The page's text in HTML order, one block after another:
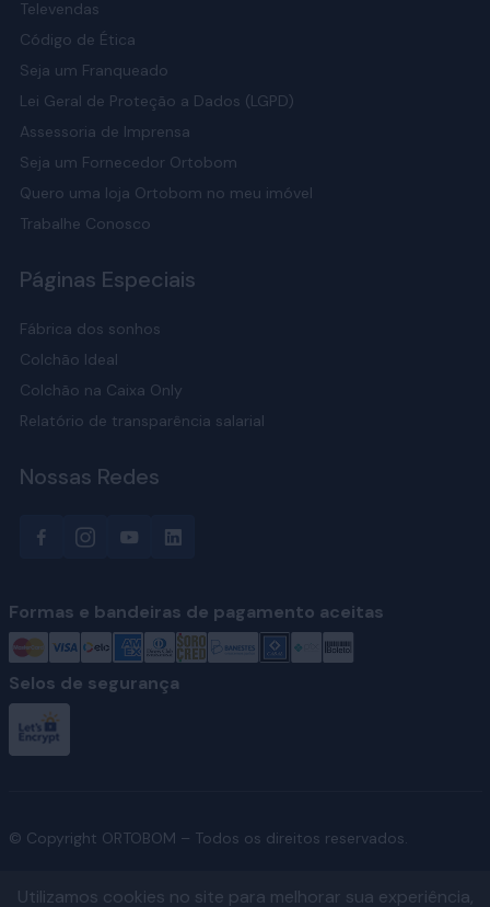
Televendas
Código de Ética
Seja um Franqueado
Lei Geral de Proteção a Dados (LGPD)
Assessoria de Imprensa
Seja um Fornecedor Ortobom
Quero uma loja Ortobom no meu imóvel
Trabalhe Conosco
Páginas Especiais
Fábrica dos sonhos
Colchão Ideal
Colchão na Caixa Only
Relatório de transparência salarial
Nossas Redes
Formas e bandeiras de pagamento aceitas
Selos de segurança
© Copyright ORTOBOM – Todos os direitos reservados.
Utilizamos cookies no site para melhorar sua experiência,